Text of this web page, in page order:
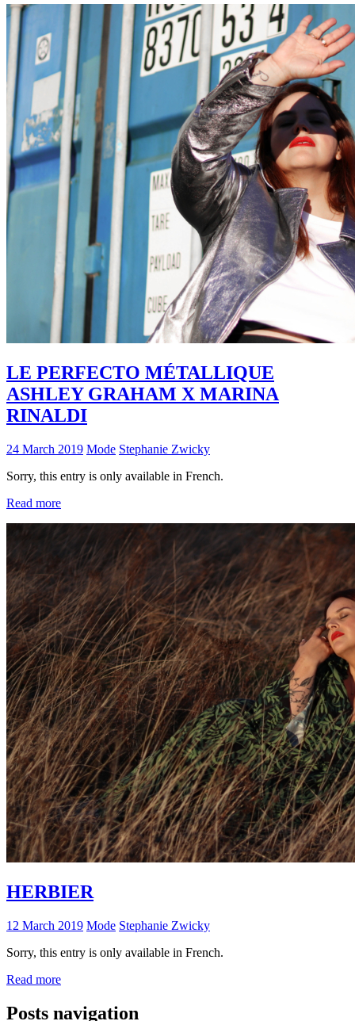
LE PERFECTO MÉTALLIQUE
ASHLEY GRAHAM X MARINA
RINALDI
24 March 2019 Mode Stephanie Zwicky
Sorry, this entry is only available in French.
Read more
HERBIER
12 March 2019 Mode Stephanie Zwicky
Sorry, this entry is only available in French.
Read more
Posts navigation